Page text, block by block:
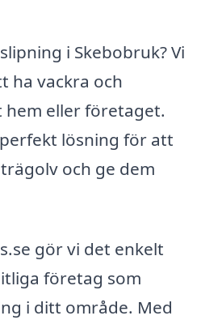
i Skebobruk? Vi
ha vackra och
eller företaget.
lösning för att
och ge dem
gör vi det enkelt
företag som
i ditt område. Med